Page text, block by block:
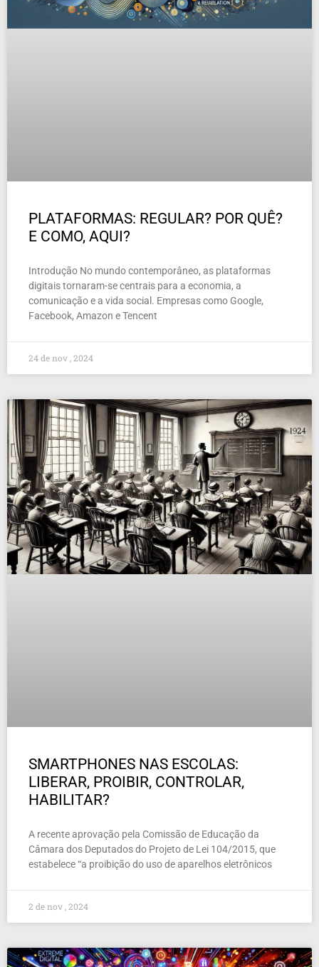
PLATAFORMAS: REGULAR? POR QUÊ?
E COMO, AQUI?
Introdução No mundo contemporâneo, as plataformas
digitais tornaram-se centrais para a economia, a
comunicação e a vida social. Empresas como Google,
Facebook, Amazon e Tencent
24 de nov , 2024
SMARTPHONES NAS ESCOLAS:
LIBERAR, PROIBIR, CONTROLAR,
HABILITAR?
A recente aprovação pela Comissão de Educação da
Câmara dos Deputados do Projeto de Lei 104/2015, que
estabelece “a proibição do uso de aparelhos eletrônicos
2 de nov , 2024